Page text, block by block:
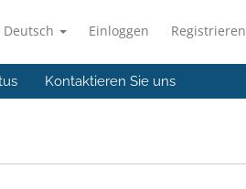
Deutsch Einloggen Registrieren
Kontaktieren Sie uns